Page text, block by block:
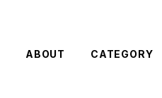
ABOUT CATEGORY